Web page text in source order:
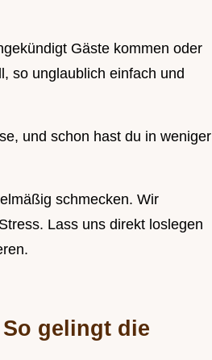
Gäste kommen oder
so unglaublich einfach und
und schon hast du in weniger
schmecken. Wir
Lass uns direkt loslegen
gelingt die